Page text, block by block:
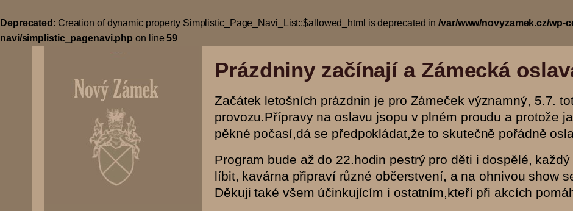
Deprecated : Creation of dynamic property Simplistic_Page_Navi_List::$allowed_html is deprecated in/var/www/novyzamek.cz/wp-
navi/simplistic_pagenavi.php on line59
stránkaPrázdniny začínají a Zámecká
Začátek letošních prázdnin je pro Zámeček významný, 5.7.
provozu.Přípravy na oslavu jsopu v plném proudu a protože
pěkné počasí,dá se předpokládat,že to skutečně pořádně
Program bude až do 22.hodin pestrý pro děti i dospělé,
líbit, kavárna připraví různé občerstvení, a na ohnivou show
Děkuji také všem účinkujícím i ostatním,kteří při akcích